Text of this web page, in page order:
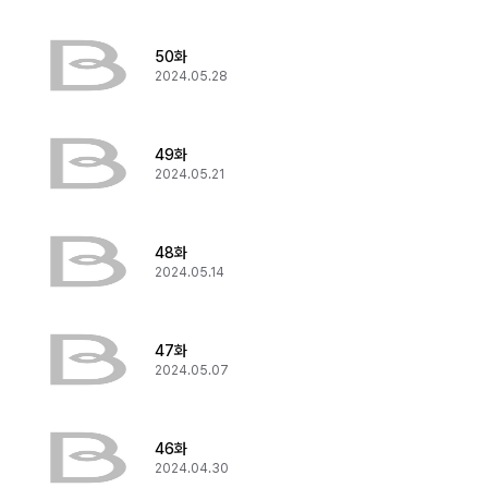
50화
2024.05.28
49화
2024.05.21
48화
2024.05.14
47화
2024.05.07
46화
2024.04.30